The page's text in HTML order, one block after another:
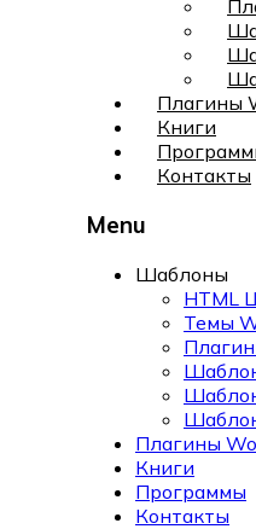
Плагины
Книги
Контакты
Menu
Шаблоны
HTML
Темы
Плагины
Книги
Программы
Контакты